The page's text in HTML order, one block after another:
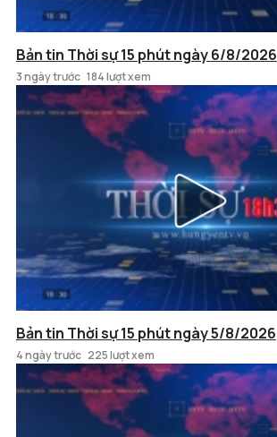
Bản tin Thời sự 15 phút ngày 6/8/2026
3 ngày trước 184 lượt xem
Bản tin Thời sự 15 phút ngày 5/8/2026
4 ngày trước 225 lượt xem